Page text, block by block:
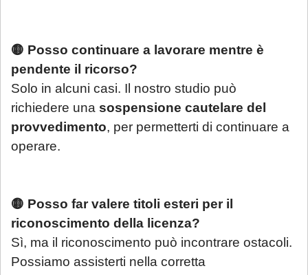
🟡 Posso continuare a lavorare mentre è
pendente il ricorso?
Solo in alcuni casi. Il nostro studio può
richiedere una sospensione cautelare del
provvedimento, per permetterti di continuare a
operare.
🟡 Posso far valere titoli esteri per il
riconoscimento della licenza?
Sì, ma il riconoscimento può incontrare ostacoli.
Possiamo assisterti nella corretta
Per tali casistiche La invitiamo a descrivere
dettagliatamente la situazione in una
email: la Sua richiesta sarà evasa
esclusivamente tramite email di riscontro
da parte dello Studio, che indicherà le
modalità di gestione.
non strettamente urgenti (aggiornamenti
sullo stato della pratica, quesiti generali,
gestione adempimenti processuali
rinviabili) saranno prese in carico al rientro,